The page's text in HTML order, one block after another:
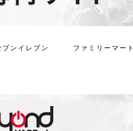
ブンイレブン ファミリーマート